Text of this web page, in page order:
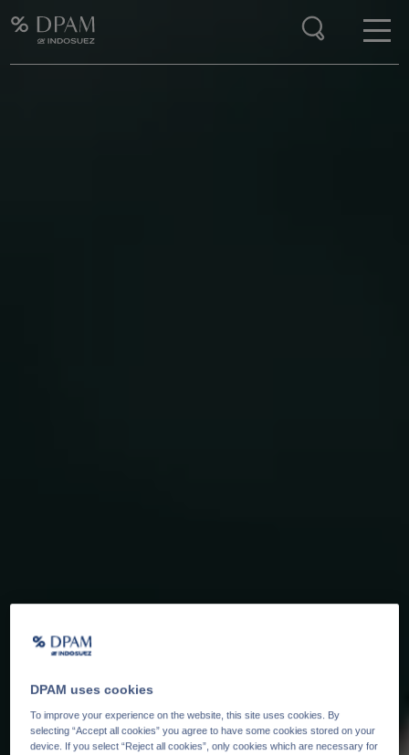
DPAM uses cookies
To improve your experience on the website, this site uses cookies. By
selecting “Accept all cookies” you agree to have some cookies stored on your
device. If you select “Reject all cookies”, only cookies which are necessary for